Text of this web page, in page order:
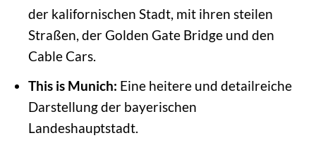
der kalifornischen Stadt, mit ihren steilen
Straßen, der Golden Gate Bridge und den
Cable Cars.
This is Munich: Eine heitere und detailreiche
Darstellung der bayerischen
Landeshauptstadt.